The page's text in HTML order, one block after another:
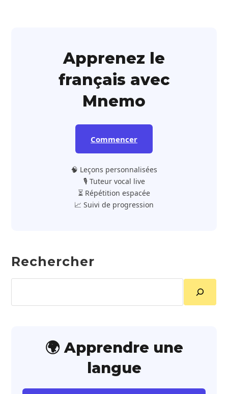
Apprenez le
français avec
Mnemo
Commencer
🧠 Leçons personnalisées
🎙️ Tuteur vocal live
⏳ Répétition espacée
📈 Suivi de progression
Rechercher
🌍 Apprendre une
langue